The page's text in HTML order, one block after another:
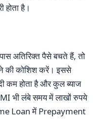
है।
अतिरिक्त पैसे बचते हैं, तो
की कोशिश करें। इससे
होता है और कुल ब्याज
भी लंबे समय में लाखों रुपये
Loan में Prepayment